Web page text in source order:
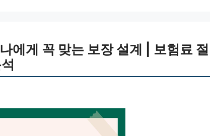
에게 꼭 맞는 보장 설계 | 보험료 절